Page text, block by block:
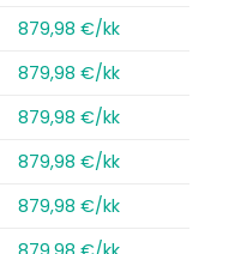
879,98 €/kk
879,98 €/kk
879,98 €/kk
879,98 €/kk
879,98 €/kk